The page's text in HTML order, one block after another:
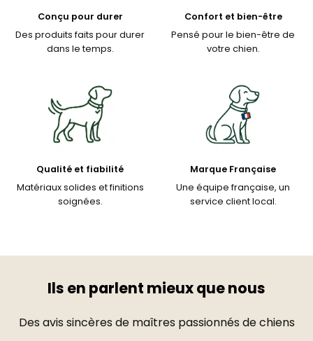
Conçu pour durer
Des produits faits pour durer
dans le temps.
Confort et bien-être
Pensé pour le bien-être de
votre chien.
Qualité et fiabilité
Matériaux solides et finitions
soignées.
Marque Française
Une équipe française, un
service client local.
Ils en parlent mieux que nous
Des avis sincères de maîtres passionnés de chiens